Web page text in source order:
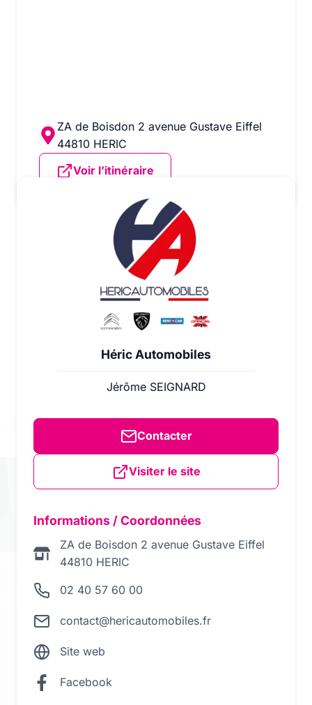
ZA de Boisdon 2 avenue Gustave Eiffel
44810 HERIC
Voir l’itinéraire
Héric Automobiles
Jérôme SEIGNARD
Contacter
Visiter le site
Informations / Coordonnées
ZA de Boisdon 2 avenue Gustave Eiffel
44810 HERIC
02 40 57 60 00
contact@hericautomobiles.fr
Site web
Facebook